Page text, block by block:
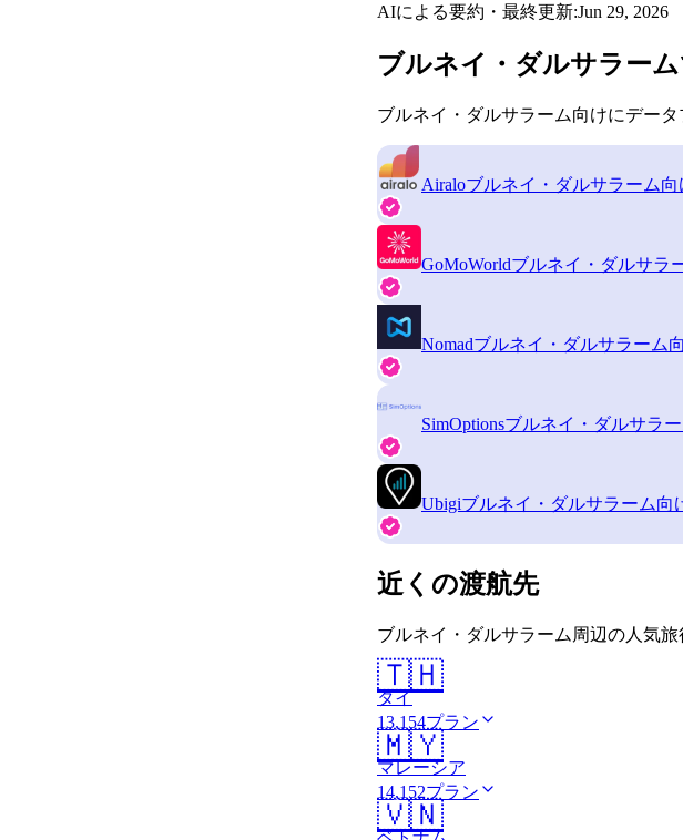
AIによる要約・最終更新:Jun 29, 2026
ブルネイ・ダルサラー
ブルネイ・ダルサラーム向けにデー
Airaloブルネイ・ダルサラーム向
GoMoWorldブルネイ・ダルサラ
Nomadブルネイ・ダルサラーム
SimOptionsブルネイ・ダルサラ
Ubigiブルネイ・ダルサラーム向
近くの渡航先
ブルネイ・ダルサラーム周辺の人気
🇹🇭
タイ
13,154プラン
🇲🇾
マレーシア
14,152プラン
🇻🇳